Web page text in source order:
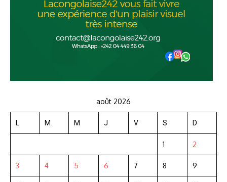
août 2026
L M M J V S D
1 2
3 4 5 6 7 8 9